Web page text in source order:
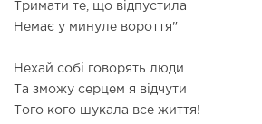
Тримати те, що відпустила
Немає у минуле вороття"
Нехай собі говорять люди
Та зможу серцем я відчути
Того кого шукала все життя!